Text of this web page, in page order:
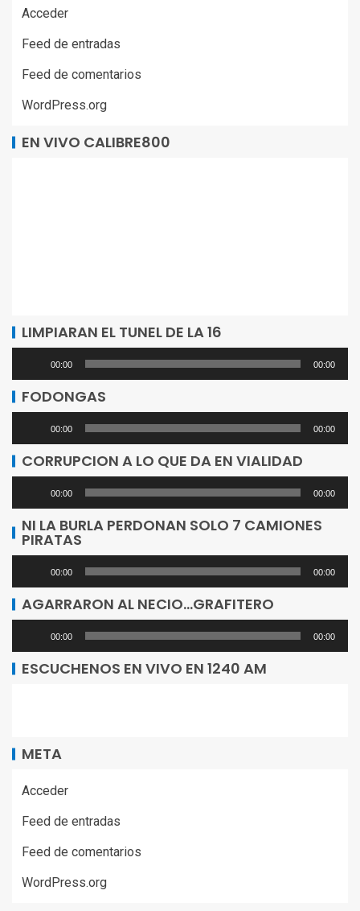
Acceder
Feed de entradas
Feed de comentarios
WordPress.org
EN VIVO CALIBRE800
LIMPIARAN EL TUNEL DE LA 16
Reproductor
de
audio
00:00 00:00
FODONGAS
Reproductor
de
audio
00:00 00:00
CORRUPCION A LO QUE DA EN VIALIDAD
Reproductor
de
audio
00:00 00:00
NI LA BURLA PERDONAN SOLO 7 CAMIONES
PIRATAS
Reproductor
de
audio
00:00 00:00
AGARRARON AL NECIO…GRAFITERO
Reproductor
de
00:00 00:00
ESCUCHENOS EN VIVO EN 1240 AM
META
Acceder
Feed de entradas
Feed de comentarios
WordPress.org